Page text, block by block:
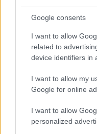
Google consents
I want to allow
related to
device identifiers in
I want to allow my
Google for online
I want to allow
personalized
Skiskyting